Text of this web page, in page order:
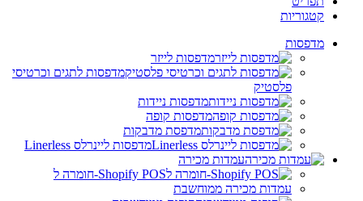
קטגוריות
מדפסות
מדפסות לייזר
מדפסות לתגים וכרטיסי
פלסטיק
מדפסות ניידות
מדפסות קופה
מדפסת מדבקות
מדפסות ליינרלס Linerless
עמדות מכירה
Shopify POS-חומרה ל
עמדות מכירה ממוחשבת